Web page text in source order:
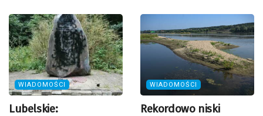
WIADOMOŚCI
Lubelskie:
WIADOMOŚCI
Rekordowo niski